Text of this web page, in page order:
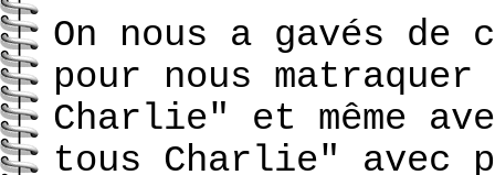
On nous a gavés de
pour nous
Charlie" et même
tous Charlie" avec